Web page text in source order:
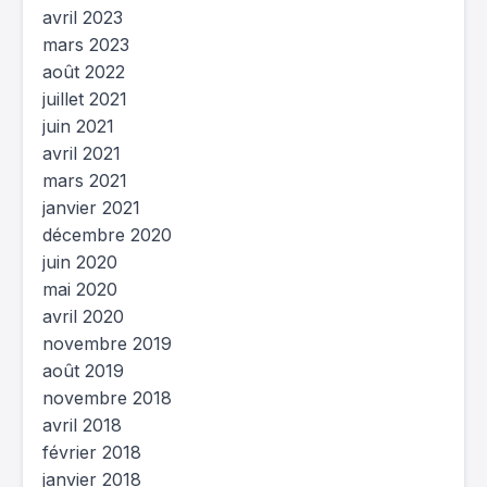
avril 2023
mars 2023
août 2022
juillet 2021
juin 2021
avril 2021
mars 2021
janvier 2021
décembre 2020
juin 2020
mai 2020
avril 2020
novembre 2019
août 2019
novembre 2018
avril 2018
février 2018
janvier 2018